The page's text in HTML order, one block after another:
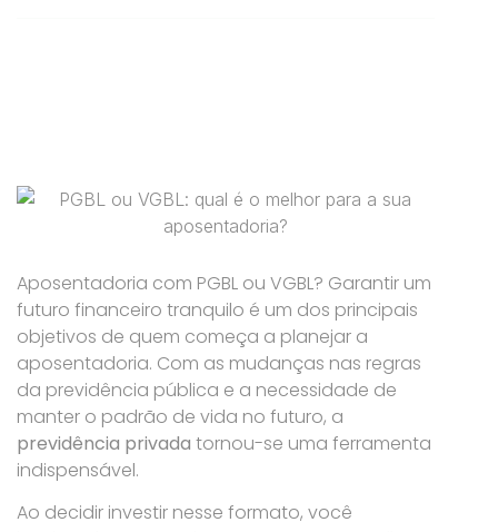
Aposentadoria com PGBL ou VGBL? Garantir um
futuro financeiro tranquilo é um dos principais
objetivos de quem começa a planejar a
aposentadoria. Com as mudanças nas regras
da previdência pública e a necessidade de
manter o padrão de vida no futuro, a
previdência privada tornou-se uma ferramenta
indispensável.
Ao decidir investir nesse formato, você